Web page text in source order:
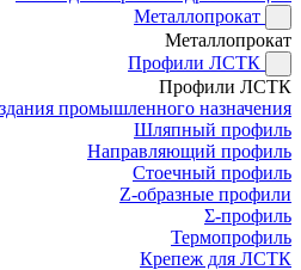
Металлопрокат
Металлопрокат
Профили ЛСТК
Профили ЛСТК
промышленного назначения
Шляпный профиль
Направляющий профиль
Стоечный профиль
Z-образные профили
Σ-профиль
Термопрофиль
Крепеж для ЛСТК